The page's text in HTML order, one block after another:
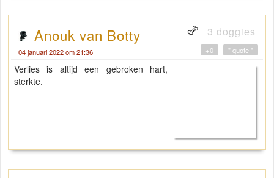
Anouk van Botty 3 doggies
04 januari 2022 om 21:36 " quote "
+0
Verlies is altijd een gebroken hart,
sterkte.